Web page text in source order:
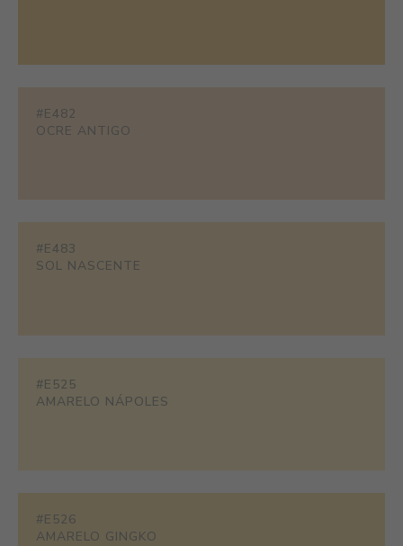
#E482
OCRE ANTIGO
#E483
SOL NASCENTE
#E525
AMARELO NÁPOLES
#E526
AMARELO GINGKO